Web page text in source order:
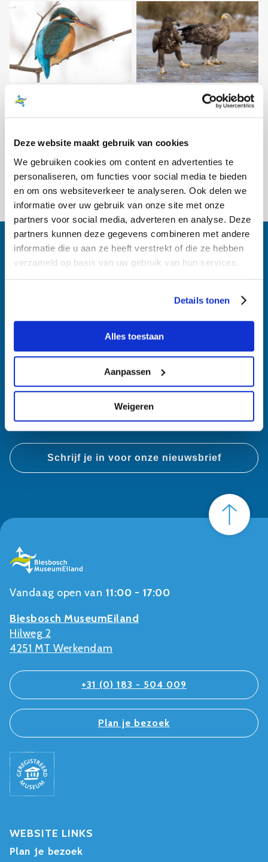
Deze website maakt gebruik van cookies
We gebruiken cookies om content en advertenties te
personaliseren, om functies voor social media te bieden
en om ons websiteverkeer te analyseren. Ook delen we
informatie over uw gebruik van onze site met onze
partners voor social media, adverteren en analyse. Deze
partners kunnen deze gegevens combineren met andere
informatie die u aan ze heeft verstrekt of die ze hebben
verzameld op basis van uw gebruik van hun services.
Details tonen
Alles toestaan
Aanpassen
Weigeren
Bekijk het volledige overzicht
Schrijf je in voor
onze nieuwsbrief
Vandaag open van 11:00 - 17:00
Biesbosch MuseumEiland
Hilweg 2
4251 MT Werkendam
+31 (0) 183 - 504 009
Plan je bezoek
WEBSITE LINKS
Plan je bezoek